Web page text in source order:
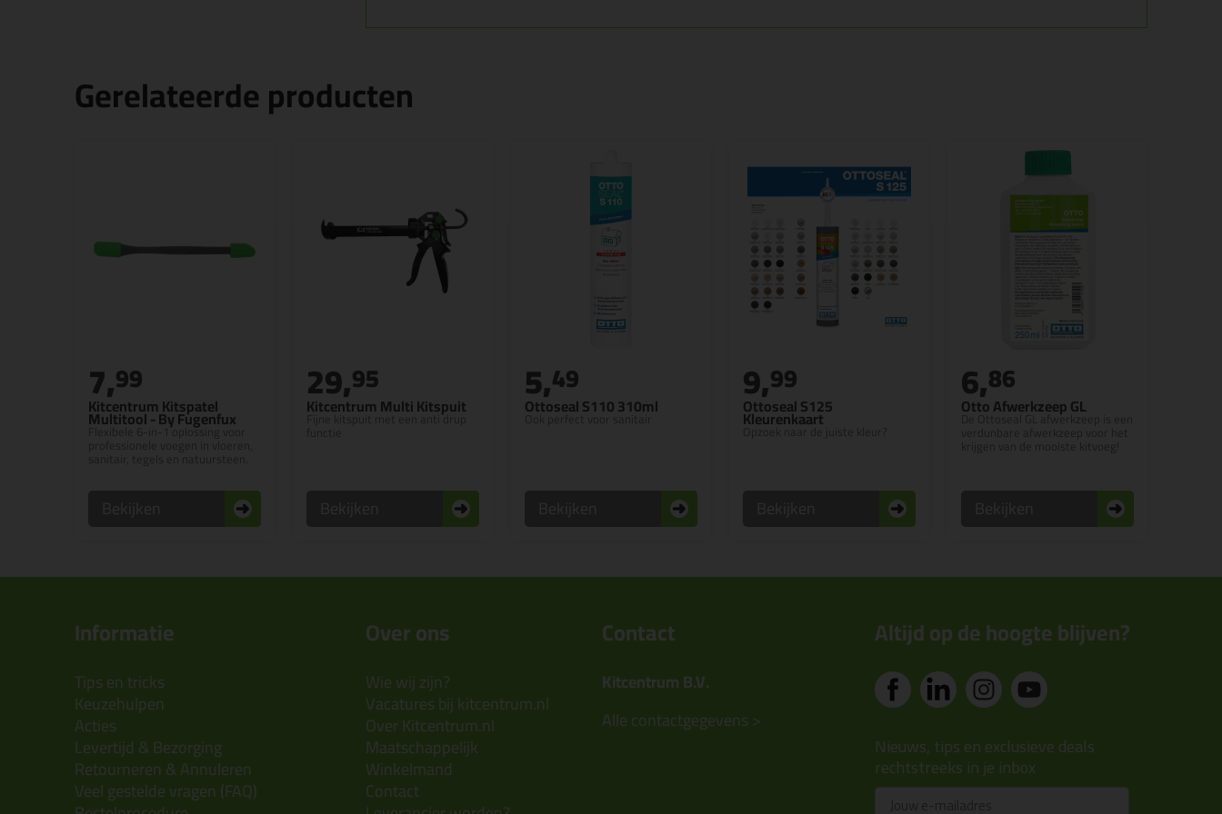
Gerelateerde producten
Kitcentrum Kitspatel
Multitool - By Fugenfux
Flexibele 6-in-1 oplossing voor
7,99
Kitcentrum Multi Kitspuit
Fijne kitspuit met een anti drup
29,95
Ottoseal S110 310ml
Ook perfect voor sanitair
5,49
Ottoseal S125
Kleurenkaart
Opzoek naar de juiste kleur?
9,99
Otto Afwerkzeep GL
De Ottoseal GL afwerkzeep is een
6,86
Informatie
Tips en tricks
Keuzehulpen
Acties
Levertijd & Bezorging
Retourneren & Annuleren
Veel gestelde vragen (FAQ)
Over ons
Wie wij zijn?
Vacatures bij kitcentrum.nl
Over Kitcentrum.nl
Maatschappelijk
Winkelmand
Contact
Contact
Kitcentrum B.V.
Alle contactgegevens >
Altijd op de hoogte blijven?
Nieuws, tips en exclusieve deals
rechtstreeks in je inbox